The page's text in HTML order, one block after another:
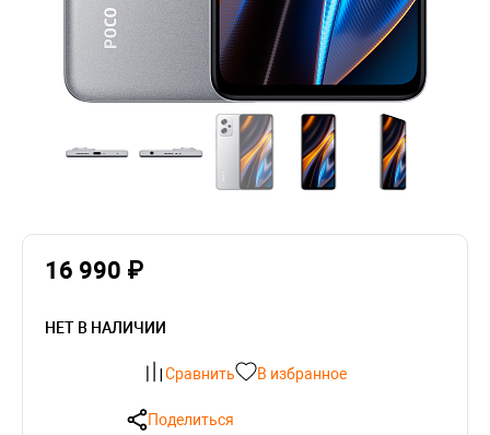
16 990 ₽
НЕТ В НАЛИЧИИ
Сравнить В избранное
Поделиться